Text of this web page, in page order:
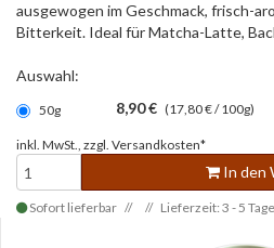
ausgewogen im Geschmack, frisch-
Bitterkeit. Ideal für Matcha-Latte,
Auswahl:
50g 8,90 € (17,80 € / 100g)
inkl. MwSt., zzgl. Versandkosten*
In den
Sofort lieferbar Lieferzeit: 3 - 5 Tage